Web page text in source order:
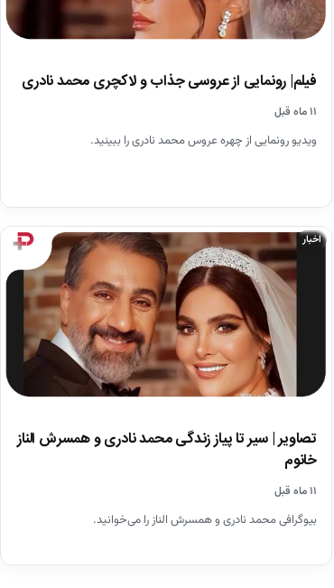
فیلم| رونمایی از عروسی جذاب و لاکچری محمد نادری
۱۱ ماه قبل
ویدیو رونمایی از چهره عروس محمد نادری را ببینید.
اخبار
تصاویر | سیر تا پیاز زندگی محمد نادری و همسرش الناز
خانوم
۱۱ ماه قبل
بیوگرافی محمد نادری و همسرش الناز را می‌خوانید.